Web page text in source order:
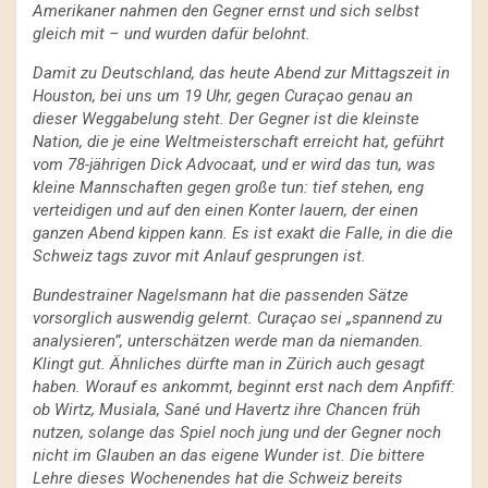
Amerikaner nahmen den Gegner ernst und sich selbst
gleich mit – und wurden dafür belohnt.
Damit zu Deutschland, das heute Abend zur Mittagszeit in
Houston, bei uns um 19 Uhr, gegen Curaçao genau an
dieser Weggabelung steht. Der Gegner ist die kleinste
Nation, die je eine Weltmeisterschaft erreicht hat, geführt
vom 78-jährigen Dick Advocaat, und er wird das tun, was
kleine Mannschaften gegen große tun: tief stehen, eng
verteidigen und auf den einen Konter lauern, der einen
ganzen Abend kippen kann. Es ist exakt die Falle, in die die
Schweiz tags zuvor mit Anlauf gesprungen ist.
Bundestrainer Nagelsmann hat die passenden Sätze
vorsorglich auswendig gelernt. Curaçao sei „spannend zu
analysieren”, unterschätzen werde man da niemanden.
Klingt gut. Ähnliches dürfte man in Zürich auch gesagt
haben. Worauf es ankommt, beginnt erst nach dem Anpfiff:
ob Wirtz, Musiala, Sané und Havertz ihre Chancen früh
nutzen, solange das Spiel noch jung und der Gegner noch
nicht im Glauben an das eigene Wunder ist. Die bittere
Lehre dieses Wochenendes hat die Schweiz bereits